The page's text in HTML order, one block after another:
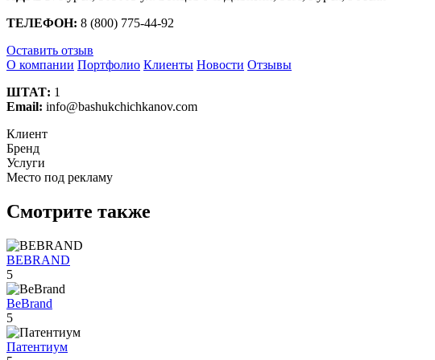
ТЕЛЕФОН: 8 (800) 775-44-92
Оставить отзыв
О компании Портфолио Клиенты Новости Отзывы
ШТАТ: 1
Email: info@bashukchichkanov.com
Клиент
Бренд
Услуги
Место под рекламу
Смотрите также
BEBRAND
5
BeBrand
5
Патентиум